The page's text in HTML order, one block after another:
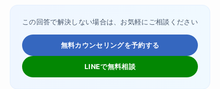
この回答で解決しない場合は、お気軽にご相談ください
無料カウンセリングを予約する
LINEで無料相談